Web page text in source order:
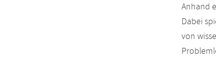
Anhand
Dabei
von